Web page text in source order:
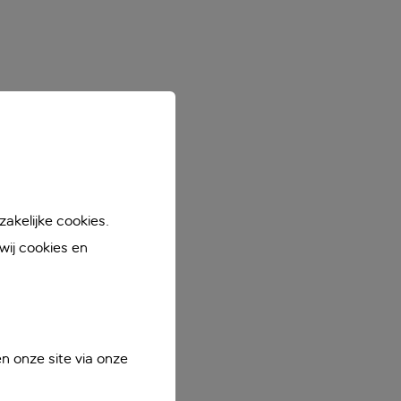
cookies.
cookies en
onze site via onze